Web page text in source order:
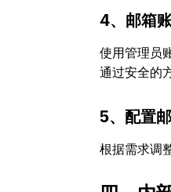
4、邮箱
使用管理员
通过安全的
5、配置
根据需求调